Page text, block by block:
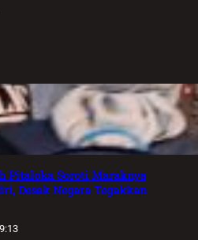
Pitaloka Soroti Maraknya
Desak Negara Tegakkan